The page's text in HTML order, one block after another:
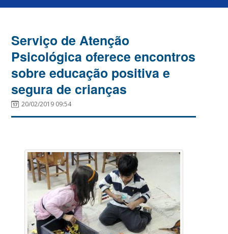
Serviço de Atenção
Psicológica oferece encontros
sobre educação positiva e
segura de crianças
20/02/2019 09:54